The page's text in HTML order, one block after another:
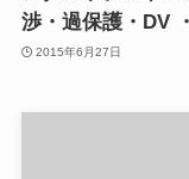
渉・過保護・DV
2015年6月27日